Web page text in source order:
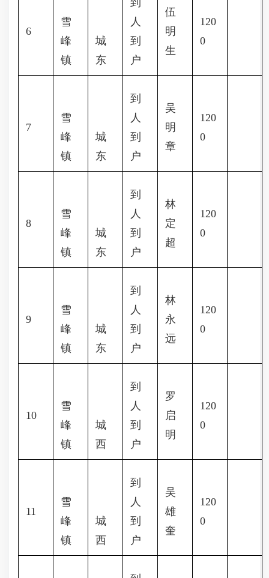
6
雪
峰
镇
城
东
到
人
到
户
伍
明
生
120
0
7
雪
峰
镇
城
东
到
人
到
户
吴
明
章
120
0
8
雪
峰
镇
城
东
到
人
到
户
林
定
超
120
0
9
雪
峰
镇
城
东
到
人
到
户
林
永
远
120
0
10
雪
峰
镇
城
西
到
人
到
户
罗
启
明
120
0
11
雪
峰
镇
城
西
到
人
到
户
吴
雄
奎
120
0